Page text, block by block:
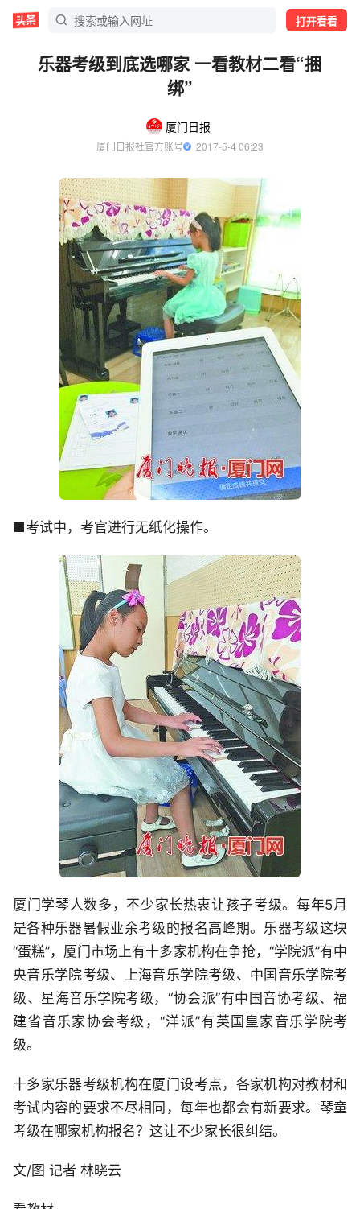
打开看看
乐器考级到底选哪家 一看教材二看“捆
绑”
厦门日报
厦门日报社官方账号
  2017-5-4 06:23
■考试中，考官进行无纸化操作。
厦门学琴人数多，不少家长热衷让孩子考级。每年5月
是各种乐器暑假业余考级的报名高峰期。乐器考级这块
“蛋糕”，厦门市场上有十多家机构在争抢，“学院派”有中
央音乐学院考级、上海音乐学院考级、中国音乐学院考
级、星海音乐学院考级，“协会派”有中国音协考级、福
建省音乐家协会考级，“洋派”有英国皇家音乐学院考
级。
十多家乐器考级机构在厦门设考点，各家机构对教材和
考试内容的要求不尽相同，每年也都会有新要求。琴童
考级在哪家机构报名？这让不少家长很纠结。
文/图 记者 林晓云